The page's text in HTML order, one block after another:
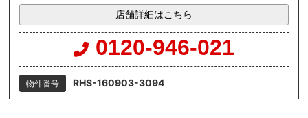
店舗詳細はこちら
0120-946-021
物件番号 RHS-160903-3094